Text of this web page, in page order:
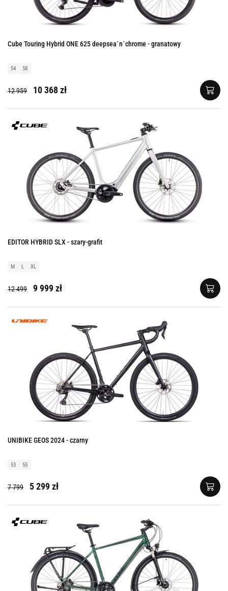
Cube Touring Hybrid ONE 625 deepsea´n´chrome - granatowy
54 58
12 959 10 368 zł
EDITOR HYBRID SLX - szary-grafit
M L XL
12 499 9 999 zł
UNIBIKE GEOS 2024 - czarny
53 55
7 799 5 299 zł